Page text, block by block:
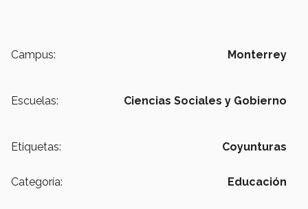
Campus: Monterrey
Escuelas: Ciencias Sociales y Gobierno
Etiquetas: Coyunturas
Categoría: Educación